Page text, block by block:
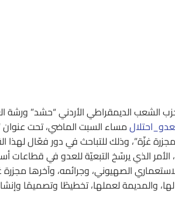
الديمقراطي الأردني “حشد” ورشة
مساء السبت الماضي، تحت عنوان
غزّة”، وذلك للتباحث في دور فعّال
الأمر الذي يرسّخ التبعيّة للعدو في
الصهيوني، وجرائمه، وآخرها مجزرة
والمديمة لعملها، تخطيطًا وتصميمًا